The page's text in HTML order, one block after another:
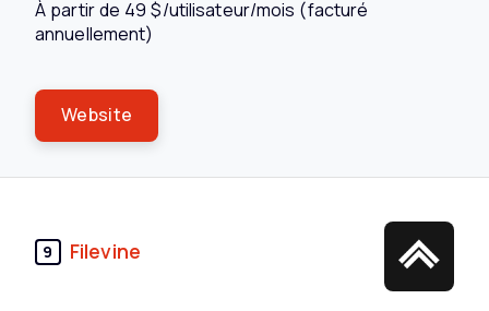
À partir de 49 $/utilisateur/mois (facturé
annuellement)
Website
9 Filevine